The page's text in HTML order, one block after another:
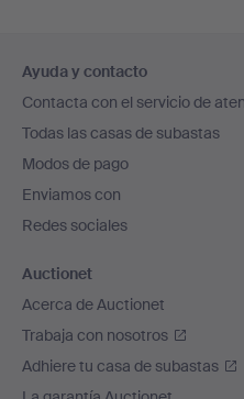
en
el
pie
de
página
Ayuda y contacto
Contacta con el servicio de
Todas las casas de subastas
Modos de pago
Enviamos con
Redes sociales
Auctionet
Acerca de Auctionet
Trabaja con nosotros
Adhiere tu casa de subastas